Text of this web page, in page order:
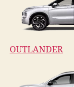
OUTLANDER